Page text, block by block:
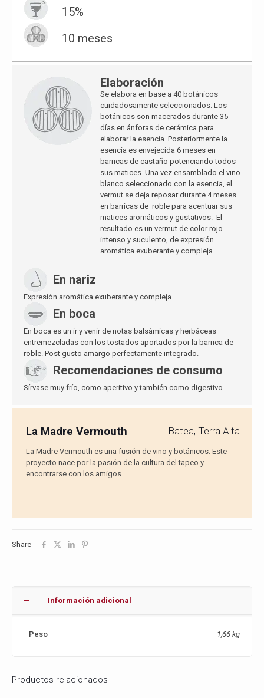
15%
10 meses
Elaboración
Se elabora en base a 40 botánicos
cuidadosamente seleccionados. Los
botánicos son macerados durante 35
días en ánforas de cerámica para
elaborar la esencia. Posteriormente la
esencia es envejecida 6 meses en
barricas de castaño potenciando todos
sus matices. Una vez ensamblado el vino
blanco seleccionado con la esencia, el
vermut se deja reposar durante 4 meses
en barricas de roble para acentuar sus
matices aromáticos y gustativos. El
resultado es un vermut de color rojo
intenso y suculento, de expresión
aromática exuberante y compleja.
En nariz
Expresión aromática exuberante y compleja.
En boca
En boca es un ir y venir de notas balsámicas y herbáceas
entremezcladas con los tostados aportados por la barrica de
roble. Post gusto amargo perfectamente integrado.
Recomendaciones de consumo
Sírvase muy frío, como aperitivo y también como digestivo.
La Madre Vermouth Batea, Terra Alta
La Madre Vermouth es una fusión de vino y botánicos. Este
proyecto nace por la pasión de la cultura del tapeo y
encontrarse con los amigos.
Share
Información adicional
Peso 1,66 kg
Productos relacionados